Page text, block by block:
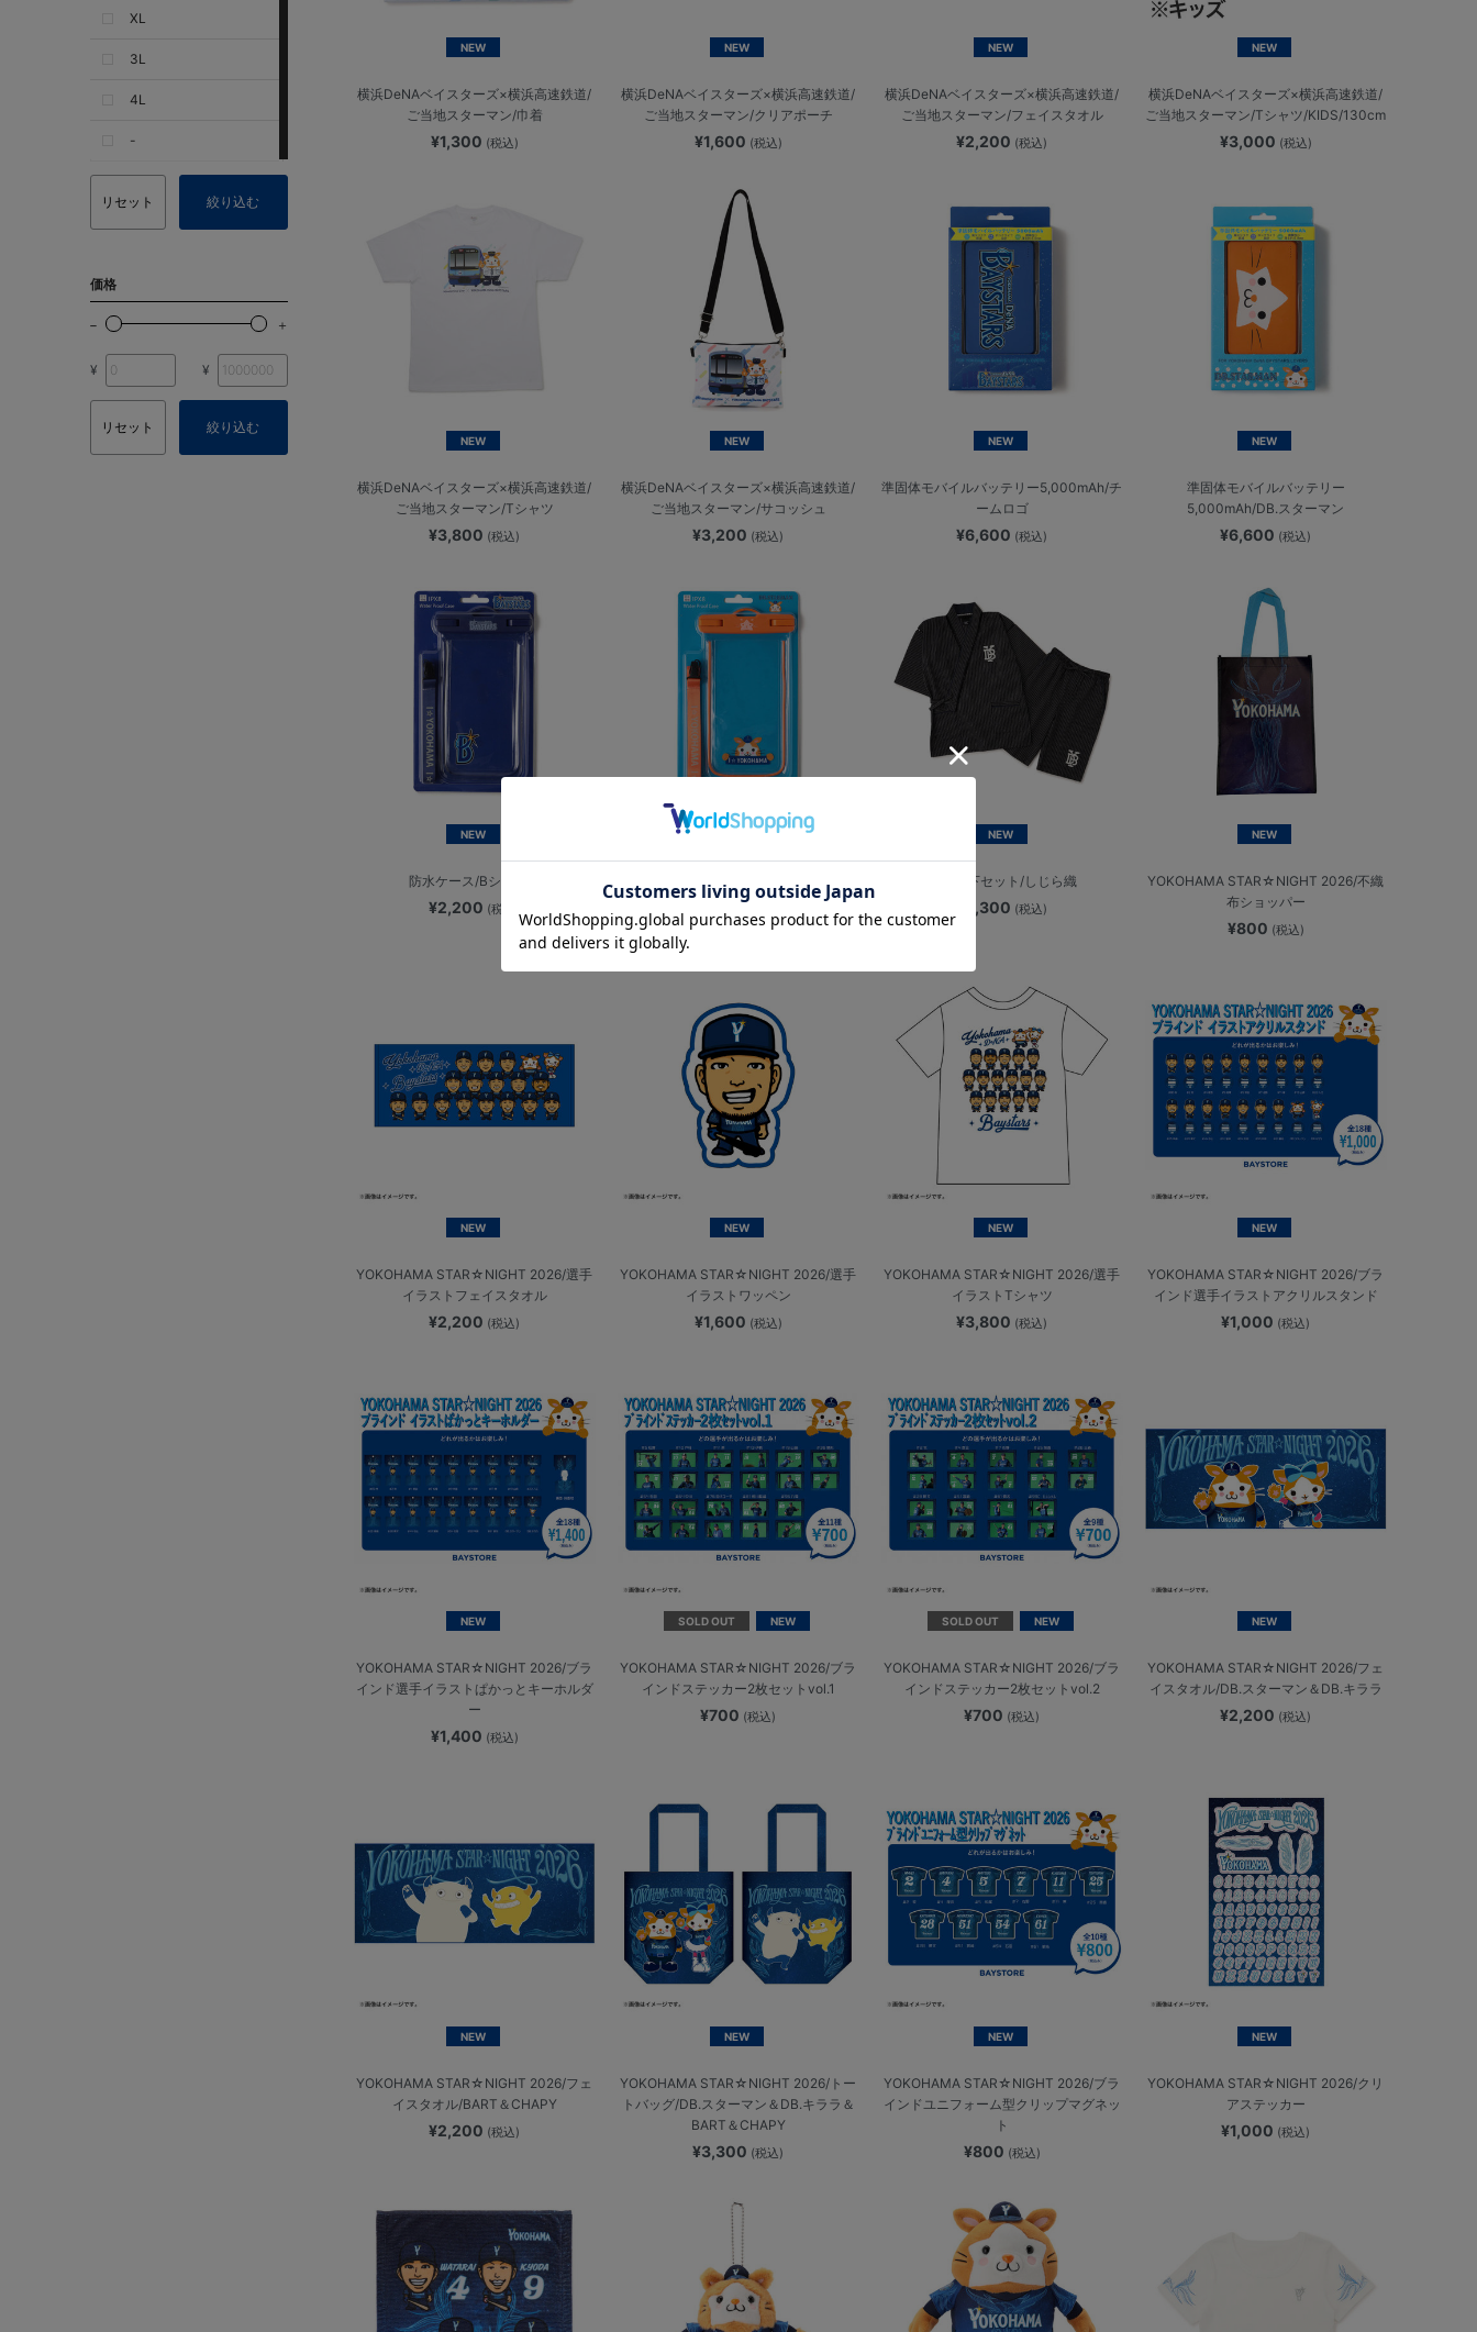
XL
3L
4L
-
リセット 絞り込む
価格
¥ ¥
リセット 絞り込む
NEW
横浜DeNAベイスターズ×横浜高速鉄道/
ご当地スターマン/巾着
¥1,300 (税込)
NEW
横浜DeNAベイスターズ×横浜高速鉄道/
ご当地スターマン/クリアポーチ
¥1,600 (税込)
NEW
横浜DeNAベイスターズ×横浜高速鉄道/
ご当地スターマン/フェイスタオル
¥2,200 (税込)
NEW
横浜DeNAベイスターズ×横浜高速鉄道/
ご当地スターマン/Tシャツ/KIDS/130cm
¥3,000 (税込)
NEW
横浜DeNAベイスターズ×横浜高速鉄道/
ご当地スターマン/Tシャツ
¥3,800 (税込)
NEW
横浜DeNAベイスターズ×横浜高速鉄道/
ご当地スターマン/サコッシュ
¥3,200 (税込)
NEW
準固体モバイルバッテリー5,000mAh/チ
ームロゴ
¥6,600 (税込)
NEW
準固体モバイルバッテリー
5,000mAh/DB.スターマン
¥6,600 (税込)
NEW
防水ケース/Bシンボル
¥2,200 (税込)
防水ケース/DB.スターマン
¥2,200
NEW
甚平上下セット/しじら織
¥9,300 (税込)
NEW
YOKOHAMA STAR☆NIGHT 2026/不織
布ショッパー
¥800 (税込)
NEW
YOKOHAMA STAR☆NIGHT 2026/選手
イラストフェイスタオル
¥2,200 (税込)
NEW
YOKOHAMA STAR☆NIGHT 2026/選手
イラストワッペン
¥1,600 (税込)
NEW
YOKOHAMA STAR☆NIGHT 2026/選手
イラストTシャツ
¥3,800 (税込)
NEW
YOKOHAMA STAR☆NIGHT 2026/ブラ
インド選手イラストアクリルスタンド
¥1,000 (税込)
NEW
YOKOHAMA STAR☆NIGHT 2026/ブラ
インド選手イラストぱかっとキーホルダ
ー
¥1,400 (税込)
SOLD OUT NEW
YOKOHAMA STAR☆NIGHT 2026/ブラ
インドステッカー2枚セットvol.1
¥700 (税込)
SOLD OUT NEW
YOKOHAMA STAR☆NIGHT 2026/ブラ
インドステッカー2枚セットvol.2
¥700 (税込)
NEW
YOKOHAMA STAR☆NIGHT 2026/フェ
イスタオル/DB.スターマン＆DB.キララ
¥2,200 (税込)
NEW
YOKOHAMA STAR☆NIGHT 2026/フェ
イスタオル/BART＆CHAPY
¥2,200 (税込)
NEW
YOKOHAMA STAR☆NIGHT 2026/トー
トバッグ/DB.スターマン＆DB.キララ＆
BART＆CHAPY
¥3,300 (税込)
NEW
YOKOHAMA STAR☆NIGHT 2026/ブラ
インドユニフォーム型クリップマグネッ
ト
¥800 (税込)
NEW
YOKOHAMA STAR☆NIGHT 2026/クリ
アステッカー
¥1,000 (税込)